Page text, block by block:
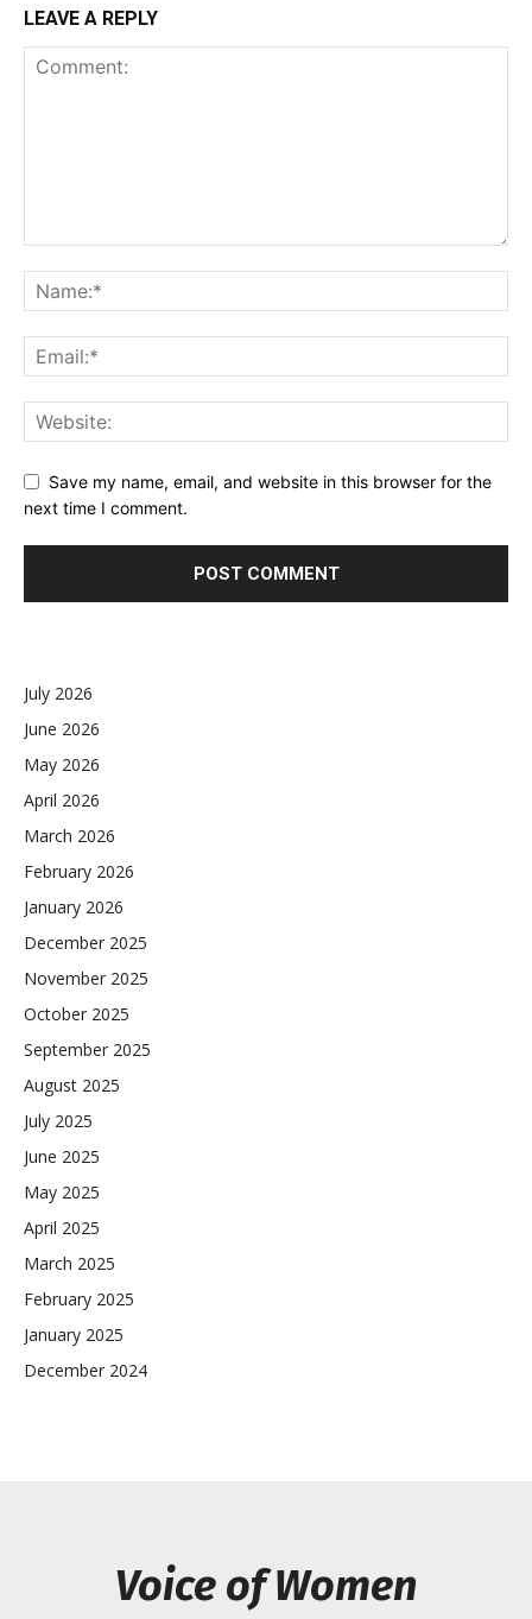
LEAVE A REPLY
Save my name, email, and website in this browser for the
next time I comment.
July 2026
June 2026
May 2026
April 2026
March 2026
February 2026
January 2026
December 2025
November 2025
October 2025
September 2025
August 2025
July 2025
June 2025
May 2025
April 2025
March 2025
February 2025
January 2025
December 2024
Voice of Women